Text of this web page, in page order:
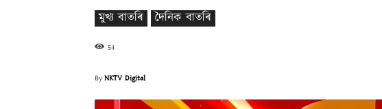
মুখ্য বাতৰি দৈনিক বাতৰি
54
ByNKTV Digital